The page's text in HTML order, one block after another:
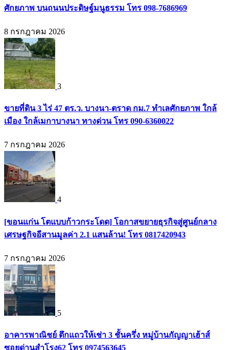
ศักยภาพ บนถนนประดิษฐ์มนูธรรม โทร 098-7686969
8 กรกฎาคม 2026
3
ขายที่ดิน 3 ไร่ 47 ตร.ว. บางนา-ตราด กม.7 ทำเลศักยภาพ ใกล้
เมือง ใกล้เมกาบางนา ทางด่วน โทร 090-6360022
7 กรกฎาคม 2026
4
[ขอนแก่น โตแบบก้าวกระโดด] โอกาสขยายธุรกิจสู่ศูนย์กลาง
เศรษฐกิจอีสานมูลค่า 2.1 แสนล้าน! โทร 0817420943
7 กรกฎาคม 2026
5
อาคารพาณิชย์ ตึกแถวให้เช่า 3 ชั้นครึ่ง หมู่บ้านกัญญาเฮ้าส์
ซอยด่านสำโรง62 โทร 0974563645